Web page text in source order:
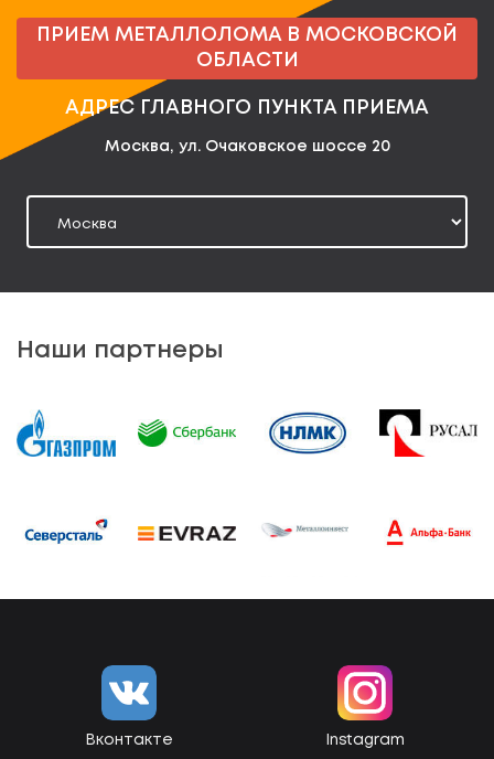
ПРИЕМ МЕТАЛЛОЛОМА В МОСКОВСКОЙ
ОБЛАСТИ
АДРЕС ГЛАВНОГО ПУНКТА ПРИЕМА
Москва, ул. Очаковское шоссе 20
Наши партнеры
Вконтакте Instagram